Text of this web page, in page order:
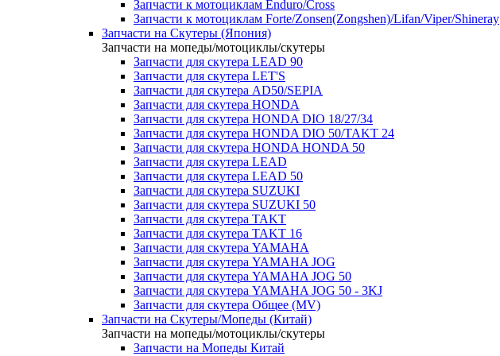
Запчасти к мотоциклам Enduro/Cross
Запчасти к мотоциклам Forte/Zonsen(Zongshen)/Lifan/Viper/Shineray
Запчасти на Скутеры (Япония)
Запчасти на мопеды/мотоциклы/скутеры
Запчасти для скутера LEAD 90
Запчасти для скутера LET'S
Запчасти для скутера AD50/SEPIA
Запчасти для скутера HONDA
Запчасти для скутера HONDA DIO 18/27/34
Запчасти для скутера HONDA DIO 50/TAKT 24
Запчасти для скутера HONDA HONDA 50
Запчасти для скутера LEAD
Запчасти для скутера LEAD 50
Запчасти для скутера SUZUKI
Запчасти для скутера SUZUKI 50
Запчасти для скутера TAKT
Запчасти для скутера TAKT 16
Запчасти для скутера YAMAHA
Запчасти для скутера YAMAHA JOG
Запчасти для скутера YAMAHA JOG 50
Запчасти для скутера YAMAHA JOG 50 - 3KJ
Запчасти для скутера Общее (MV)
Запчасти на Скутеры/Мопеды (Китай)
Запчасти на мопеды/мотоциклы/скутеры
Запчасти на Мопеды Китай